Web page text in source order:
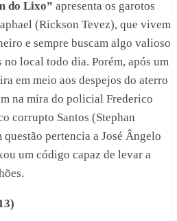
do Lixo” apresenta os garotos
(Rickson Tevez), que vivem
e sempre buscam algo valioso
no local todo dia. Porém, após um
em meio aos despejos do aterro
na mira do policial Frederico
corrupto Santos (Stephan
pertencia a José Ângelo
um código capaz de levar a